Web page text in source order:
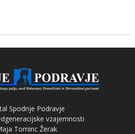
Spodnje Podravje
vzajemnosti
Tominc Žerak